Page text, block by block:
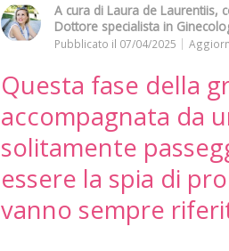
A cura di Laura de Laurentiis,
Dottore specialista in
Pubblicato il 07/04/2025
Questa fase della
accompagnata da
solitamente
essere la spia di
vanno sempre